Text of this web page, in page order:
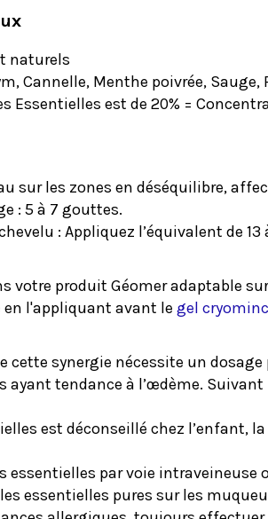
naturels
Cannelle, Menthe poivrée, Sauge,
Essentielles est de 20% =
sur les zones en déséquilibre,
: 5 à 7 gouttes.
: Appliquez l’équivalent de
votre produit Géomer adaptable
l'appliquant avant le gel
cette synergie nécessite un
ayant tendance à l’œdème.
est déconseillé chez
essentielles par voie intraveineuse
essentielles pures sur les